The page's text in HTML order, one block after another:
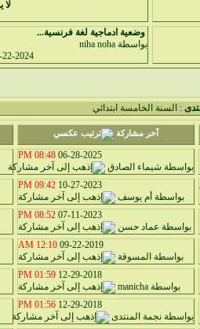
لا
وضعية ادماجية لغة فرنسية...
بواسطةniha noha
22-2024
: السنة الخامسة ابتدائي
آخر مشاركة
06-28-2025
08:48 PM
بواسطة شيماء الصادق
10-27-2023
09:42 PM
بواسطة أم يوسف
07-11-2023
08:52 PM
بواسطة عماد حسن
09-22-2019
12:10 AM
بواسطة المسوقة
12-29-2018
01:59 PM
بواسطةmanicha
12-29-2018
01:56 PM
بواسطةنجمة المنتدى